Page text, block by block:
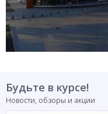
Будьте в курсе!
Новости, обзоры и акции